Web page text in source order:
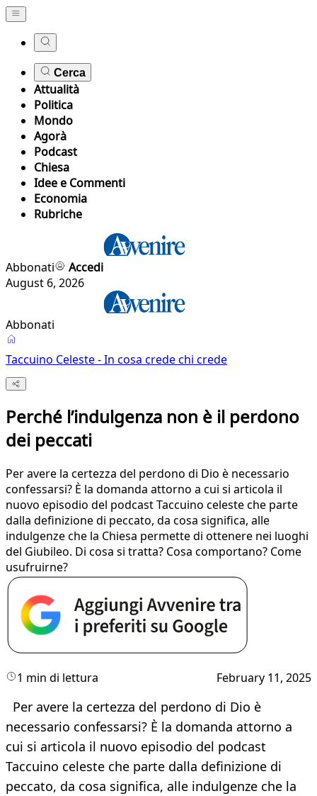
Cerca
Attualità
Politica
Mondo
Agorà
Podcast
Chiesa
Idee e Commenti
Economia
Rubriche
Abbonati
Accedi
August 6, 2026
Abbonati
Taccuino Celeste - In cosa crede chi crede
Perché l’indulgenza non è il perdono
dei peccati
Per avere la certezza del perdono di Dio è necessario
confessarsi? È la domanda attorno a cui si articola il
nuovo episodio del podcast Taccuino celeste che parte
dalla definizione di peccato, da cosa significa, alle
indulgenze che la Chiesa permette di ottenere nei luoghi
del Giubileo. Di cosa si tratta? Cosa comportano? Come
usufruirne?
1 min di lettura February 11, 2025
Per avere la certezza del perdono di Dio è
necessario confessarsi? È la domanda attorno a
cui si articola il nuovo episodio del podcast
Taccuino celeste che parte dalla definizione di
peccato, da cosa significa, alle indulgenze che la